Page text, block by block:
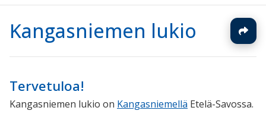
Kangasniemen lukio
Tervetuloa!
Kangasniemen lukio on Kangasniemellä Etelä-Savossa.